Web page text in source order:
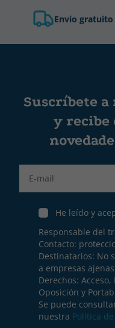
Envío gratuito
Suscríbete
y recibe
He leído y
Responsable del
Contacto:
Destinatarios: No
a empresas
Derechos:
Oposición y
Se puede
nuestra Política